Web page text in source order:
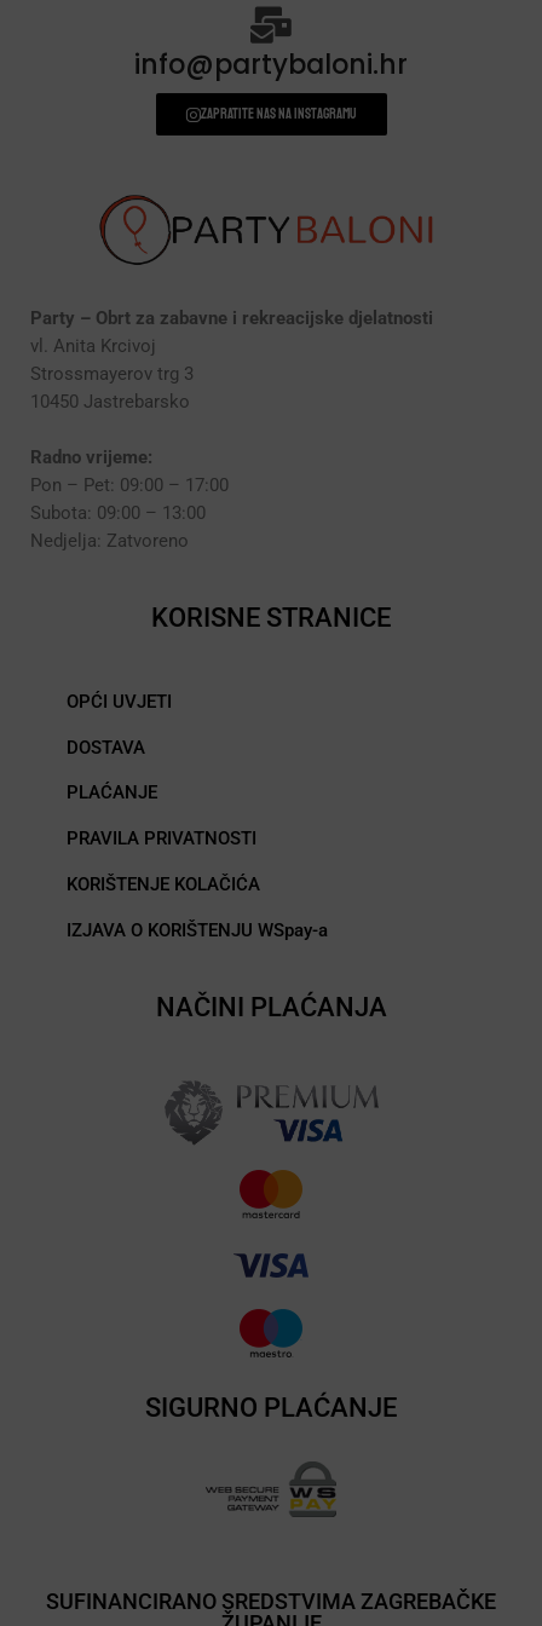
info@partybaloni.hr
Zapratite nas na instagramu
Party – Obrt za zabavne i rekreacijske djelatnosti
vl. Anita Krcivoj
Strossmayerov trg 3
10450 Jastrebarsko
Radno vrijeme:
Pon – Pet: 09:00 – 17:00
Subota: 09:00 – 13:00
Nedjelja: Zatvoreno
KORISNE STRANICE
OPĆI UVJETI
DOSTAVA
PLAĆANJE
PRAVILA PRIVATNOSTI
KORIŠTENJE KOLAČIĆA
IZJAVA O KORIŠTENJU WSpay-a
NAČINI PLAĆANJA
SIGURNO PLAĆANJE
SUFINANCIRANO SREDSTVIMA ZAGREBAČKE